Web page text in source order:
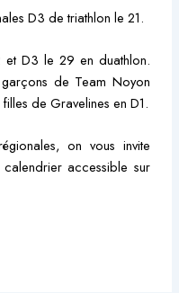
D3 de triathlon le 21.
et D3 le 29 en duathlon.
de Team Noyon
de Gravelines en D1.
on vous invite
accessible sur